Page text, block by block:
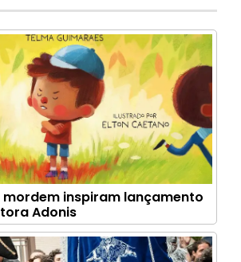
mordem inspiram lançamento
Adonis